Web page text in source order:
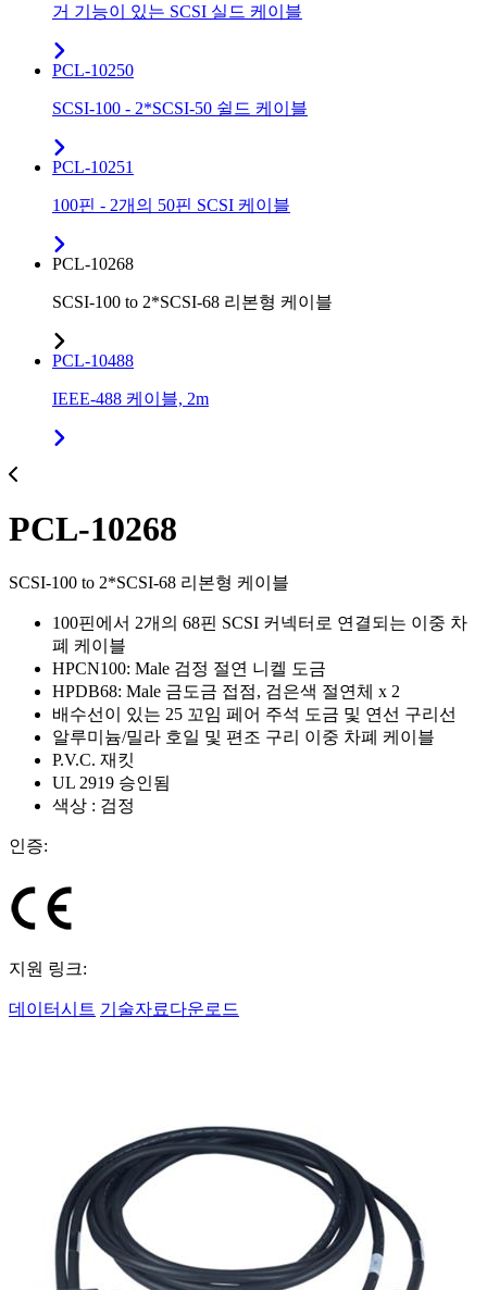
거 기능이 있는 SCSI 실드 케이블
PCL-10250
SCSI-100 - 2*SCSI-50 쉴드 케이블
PCL-10251
100핀 - 2개의 50핀 SCSI 케이블
PCL-10268
SCSI-100 to 2*SCSI-68 리본형 케이블
PCL-10488
IEEE-488 케이블, 2m
PCL-10268
SCSI-100 to 2*SCSI-68 리본형 케이블
100핀에서 2개의 68핀 SCSI 커넥터로 연결되는 이중 차
폐 케이블
HPCN100: Male 검정 절연 니켈 도금
HPDB68: Male 금도금 접점, 검은색 절연체 x 2
배수선이 있는 25 꼬임 페어 주석 도금 및 연선 구리선
알루미늄/밀라 호일 및 편조 구리 이중 차폐 케이블
P.V.C. 재킷
UL 2919 승인됨
색상 : 검정
인증:
지원 링크:
데이터시트 기술자료다운로드